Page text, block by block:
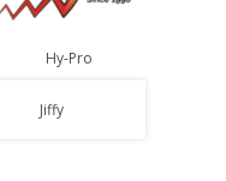
Hy-Pro
Jiffy